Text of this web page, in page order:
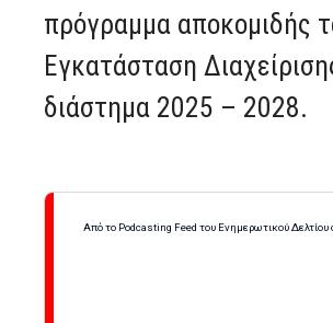
πρόγραμμα αποκομιδής
Εγκατάσταση
διάστημα 2025 – 2028.
Από το Podcasting Feed του Ενημερωτικού Δελτίου